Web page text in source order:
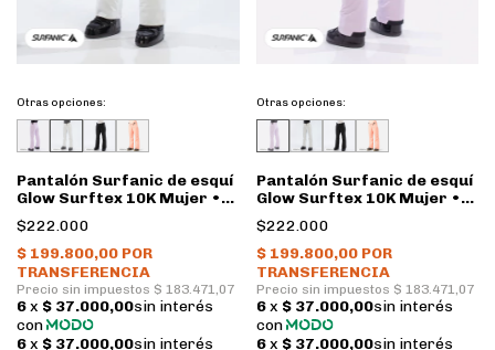
Otras opciones:
Pantalón Surfanic de esquí
Glow Surftex 10K Mujer •
Optic White
$222.000
Otras opciones:
Pantalón Surfanic de esquí
Glow Surftex 10K Mujer •
Ice Lilac
$222.000